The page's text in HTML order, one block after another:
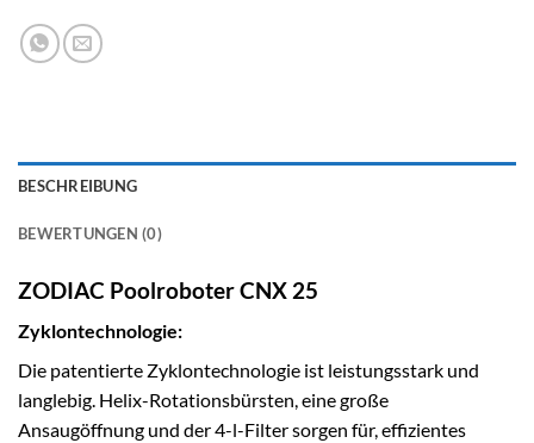
BESCHREIBUNG
BEWERTUNGEN (0)
ZODIAC Poolroboter CNX 25
Zyklontechnologie:
Die patentierte Zyklontechnologie ist leistungsstark und
langlebig. Helix-Rotationsbürsten, eine große
Ansaugöffnung und der 4-l-Filter sorgen für, effizientes